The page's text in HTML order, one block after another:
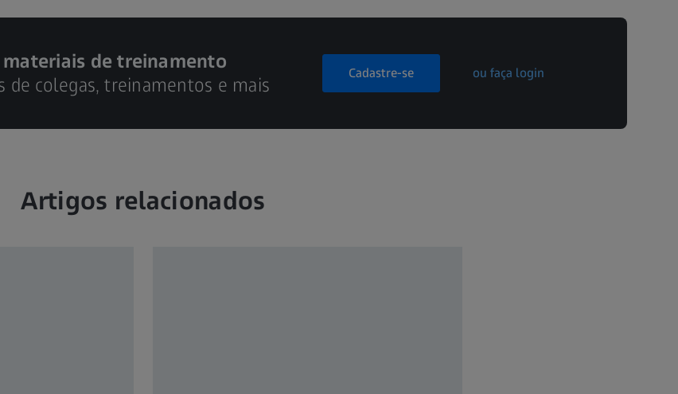
materiais de treinamento
de colegas, treinamentos e mais
Cadastre-se ou faça login
Artigos relacionados